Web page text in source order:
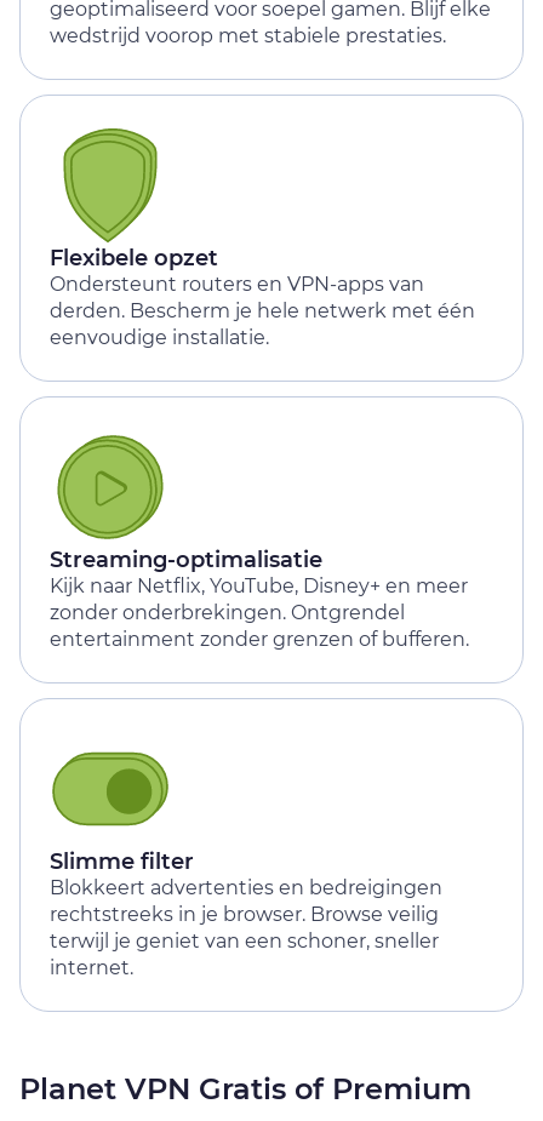
geoptimaliseerd voor soepel gamen. Blijf elke
wedstrijd voorop met stabiele prestaties.
Flexibele opzet
Ondersteunt routers en VPN-apps van
derden. Bescherm je hele netwerk met één
eenvoudige installatie.
Streaming-optimalisatie
Kijk naar Netflix, YouTube, Disney+ en meer
zonder onderbrekingen. Ontgrendel
entertainment zonder grenzen of bufferen.
Slimme filter
Blokkeert advertenties en bedreigingen
rechtstreeks in je browser. Browse veilig
terwijl je geniet van een schoner, sneller
internet.
Planet VPN Gratis of Premium